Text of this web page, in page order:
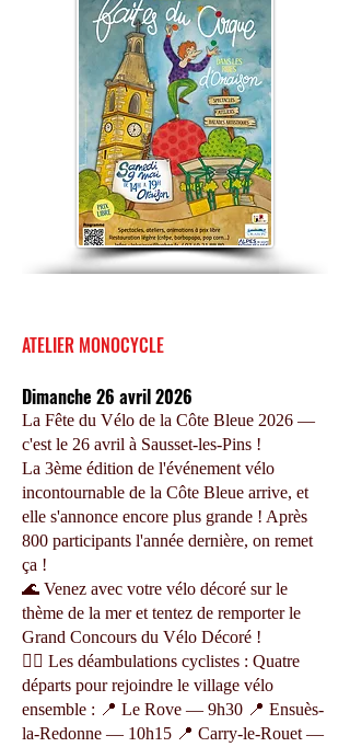
ATELIER MONOCYCLE
Dimanche 26 avril 2026
La Fête du Vélo de la Côte Bleue 2026 —
c'est le 26 avril à Sausset-les-Pins !
La 3ème édition de l'événement vélo
incontournable de la Côte Bleue arrive, et
elle s'annonce encore plus grande ! Après
800 participants l'année dernière, on remet
ça !
🌊 Venez avec votre vélo décoré sur le
thème de la mer et tentez de remporter le
Grand Concours du Vélo Décoré !
🚴‍♂️ Les déambulations cyclistes : Quatre
départs pour rejoindre le village vélo
ensemble : 📍 Le Rove — 9h30 📍 Ensuès-
la-Redonne — 10h15 📍 Carry-le-Rouet —